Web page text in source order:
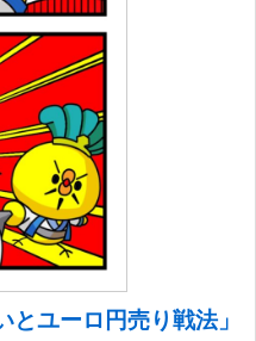
ユーロ円売り戦法」